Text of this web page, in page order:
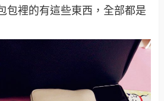
包裡的有這些東西，全部都是